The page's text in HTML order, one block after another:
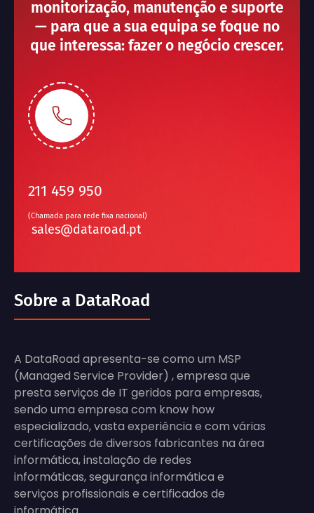
monitorização, manutenção e suporte
— para que a sua equipa se foque no
que interessa: fazer o negócio crescer.
211 459 950
(Chamada para rede fixa nacional)
sales@dataroad.pt
Sobre a DataRoad
A DataRoad apresenta-se como um MSP
(Managed Service Provider) , empresa que
presta serviços de IT geridos para empresas,
sendo uma empresa com know how
especializado, vasta experiência e com várias
certificações de diversos fabricantes na área
informática, instalação de redes
informáticas, segurança informática e
serviços profissionais e certificados de